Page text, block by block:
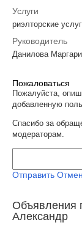
Услуги
риэлторские
Руководитель
Данилова
Пожаловаться
Пожалуйста,
добавленную
Спасибо за
модераторам.
Отправить
Объявления
Александр